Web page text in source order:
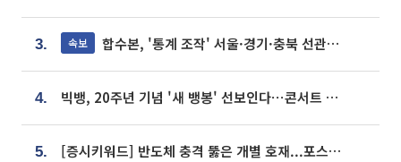
3. 속보 합수본, '통계 조작' 서울·경기·충북 선관위 등 추가 압수수색
4. 빅뱅, 20주년 기념 '새 뱅봉' 선보인다⋯콘서트 앞두고 팝업 개최
5. [증시키워드] 반도체 충격 뚫은 개별 호재...포스코퓨처엠·에코프로·한화솔루션 '눈길'